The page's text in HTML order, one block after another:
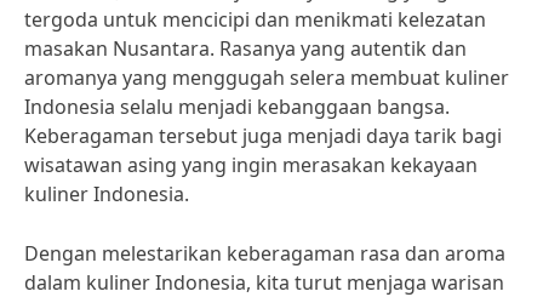
tergoda untuk mencicipi dan menikmati kelezatan
masakan Nusantara. Rasanya yang autentik dan
aromanya yang menggugah selera membuat kuliner
Indonesia selalu menjadi kebanggaan bangsa.
Keberagaman tersebut juga menjadi daya tarik bagi
wisatawan asing yang ingin merasakan kekayaan
kuliner Indonesia.
Dengan melestarikan keberagaman rasa dan aroma
dalam kuliner Indonesia, kita turut menjaga warisan